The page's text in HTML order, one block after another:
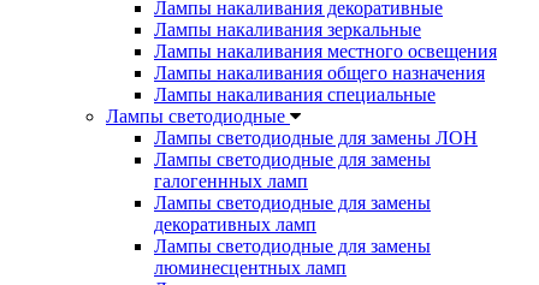
Лампы накаливания декоративные
Лампы накаливания зеркальные
Лампы накаливания местного освещения
Лампы накаливания общего назначения
Лампы накаливания специальные
Лампы светодиодные
Лампы светодиодные для замены ЛОН
Лампы светодиодные для замены
галогеннных ламп
Лампы светодиодные для замены
декоративных ламп
Лампы светодиодные для замены
люминесцентных ламп